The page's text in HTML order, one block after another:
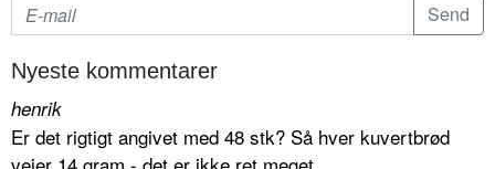
Nyeste kommentarer
henrik
Er det rigtigt angivet med 48 stk? Så hver kuvertbrød